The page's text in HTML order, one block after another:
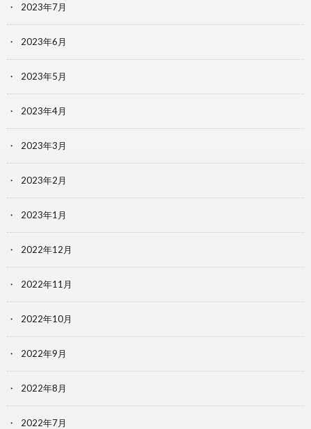
2023年7月
2023年6月
2023年5月
2023年4月
2023年3月
2023年2月
2023年1月
2022年12月
2022年11月
2022年10月
2022年9月
2022年8月
2022年7月